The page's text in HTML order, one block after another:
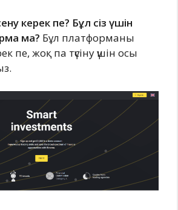
керек пе? Бұл сіз үшін
ма? Бұл платформаны
пе, жоқ па түсіну үшін осы